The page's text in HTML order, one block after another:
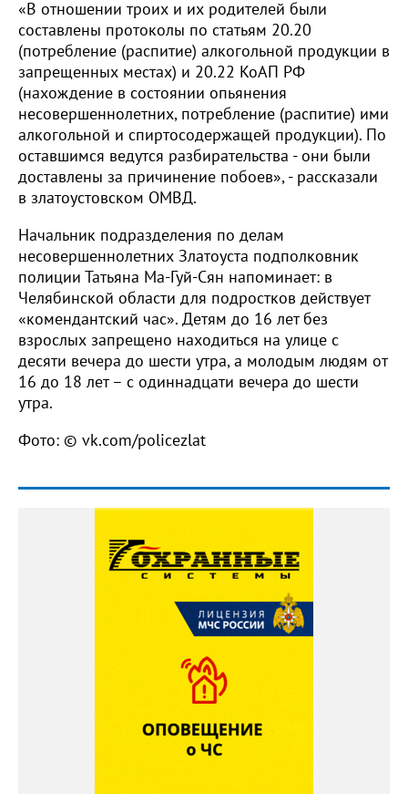
«В отношении троих и их родителей были
составлены протоколы по статьям 20.20
(потребление (распитие) алкогольной продукции в
запрещенных местах) и 20.22 КоАП РФ
(нахождение в состоянии опьянения
несовершеннолетних, потребление (распитие) ими
алкогольной и спиртосодержащей продукции). По
оставшимся ведутся разбирательства - они были
доставлены за причинение побоев», - рассказали
в златоустовском ОМВД.
Начальник подразделения по делам
несовершеннолетних Златоуста подполковник
полиции Татьяна Ма-Гуй-Сян напоминает: в
Челябинской области для подростков действует
«комендантский час». Детям до 16 лет без
взрослых запрещено находиться на улице с
десяти вечера до шести утра, а молодым людям от
16 до 18 лет – с одиннадцати вечера до шести
утра.
Фото: © vk.com/policezlat